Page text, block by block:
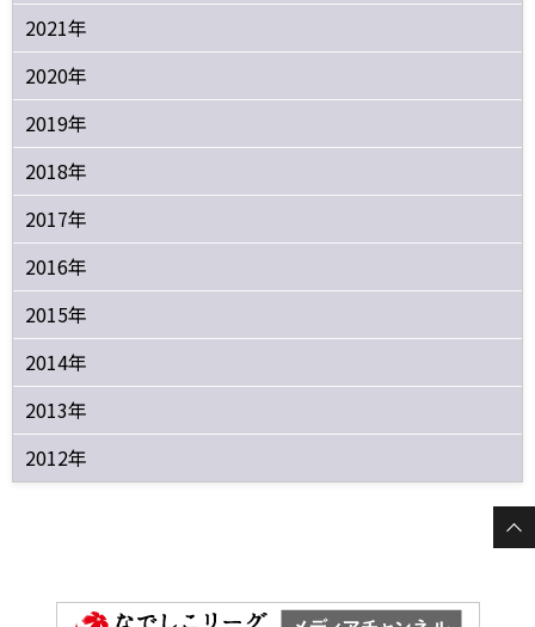
2021年
2020年
2019年
2018年
2017年
2016年
2015年
2014年
2013年
2012年